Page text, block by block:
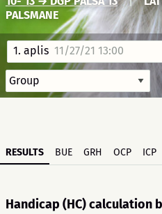
PALSMANE
1. aplis 11/27/21 13:00
RESULTS BUE GRH OCP ICP
Handicap (HC) calculation